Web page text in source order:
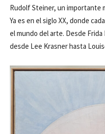
Rudolf Steiner, un importante
Ya es en el siglo XX, donde
el mundo del arte. Desde Frida
desde Lee Krasner hasta